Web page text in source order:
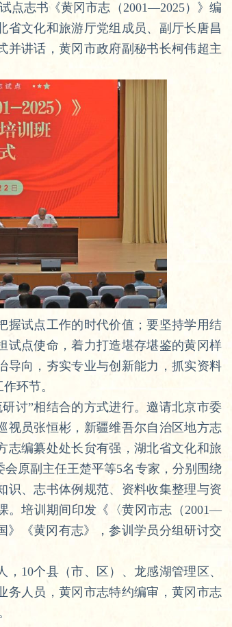
志书《黄冈市志（2001—2025）》编
省文化和旅游厅党组成员、副厅长唐昌
并讲话，黄冈市政府副秘书长柯伟超主
试点工作的时代价值；要坚持学用结
试点使命，着力打造堪存堪鉴的黄冈样
导向，夯实专业与创新能力，抓实资料
环节。
”相结合的方式进行。邀请北京市委
视员张恒彬，新疆维吾尔自治区地方志
志编纂处处长贠有强，湖北省文化和旅
原副主任王楚平等5名专家，分别围绕
识、志书体例规范、资料收集整理与资
。培训期间印发《〈黄冈市志（2001—
》《黄冈有志》，参训学员分组研讨交
10个县（市、区）、龙感湖管理区、
务人员，黄冈市志特约编审，黄冈市志